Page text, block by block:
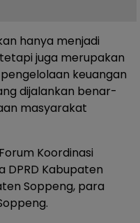
hanya menjadi
juga merupakan
keuangan
dijalankan benar-
masyarakat
Koordinasi
Kabupaten
Soppeng, para